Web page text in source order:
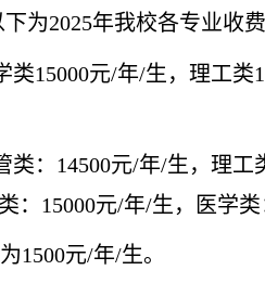
下为2025年我校各专业收费
类15000元/年/生，理工类
类： 14500元/年/生，理工
： 15000元/年/生，医学
1500元/年/生。